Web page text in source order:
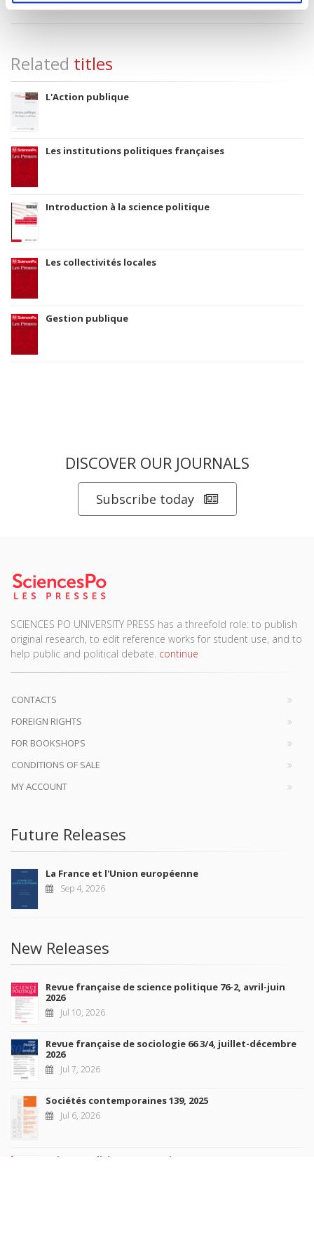
Related titles
L'Action publique
Les institutions politiques françaises
Introduction à la science politique
Les collectivités locales
Gestion publique
DISCOVER OUR JOURNALS
Subscribe today
SCIENCES PO UNIVERSITY PRESS has a threefold role: to publish
original research, to edit reference works for student use, and to
help public and political debate. continue
CONTACTS
FOREIGN RIGHTS
FOR BOOKSHOPS
CONDITIONS OF SALE
MY ACCOUNT
Future Releases
La France et l'Union européenne
Sep 4, 2026
New Releases
Revue française de science politique 76-2, avril-juin
2026
Jul 10, 2026
Revue française de sociologie 66 3/4, juillet-décembre
2026
Jul 7, 2026
Sociétés contemporaines 139, 2025
Jul 6, 2026
Raisons politiques 102, mai 2026